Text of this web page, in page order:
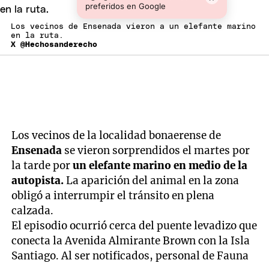
preferidos en Google
Los vecinos de Ensenada vieron a un elefante marino
en la ruta.
X @Hechosanderecho
Los vecinos de la localidad bonaerense de
Ensenada se vieron sorprendidos el martes por
la tarde porun elefante marino en medio de la
autopista.La aparición del animal en la zona
obligó a interrumpir el tránsito en plena
calzada.
El episodio ocurrió cerca del puente levadizo que
conecta la Avenida Almirante Brown con la Isla
Santiago. Al ser notificados, personal de Fauna